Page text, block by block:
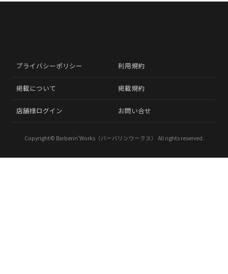
プライバシーポリシー 利用規約
掲載について 掲載規約
店舗様ログイン お問い合せ
Copyright© Barberin’Works（バーバリンワークス） All rights reserved.